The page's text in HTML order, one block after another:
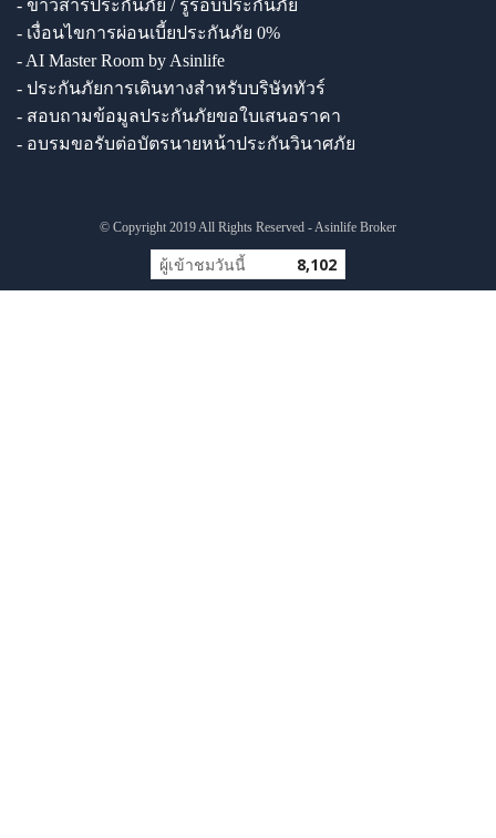
- ข่าวสารประกันภัย / รู้รอบประกันภัย
- เงื่อนไขการผ่อนเบี้ยประกันภัย 0%
- AI Master Room by Asinlife
- ประกันภัยการเดินทางสำหรับบริษัททัวร์
- สอบถามข้อมูลประกันภัยขอใบเสนอราคา
- อบรมขอรับต่อบัตรนายหน้าประกันวินาศภัย
© Copyright 2019 All Rights Reserved - Asinlife Broker
ผู้เข้าชมวันนี้ 8,102